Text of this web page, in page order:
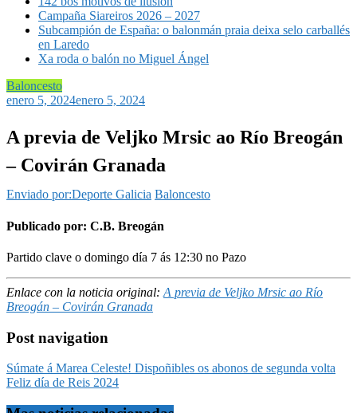
Campaña Siareiros 2026 – 2027
Subcampión de España: o balonmán praia deixa selo carballés
en Laredo
Xa roda o balón no Miguel Ángel
Baloncesto
enero 5, 2024enero 5, 2024
A previa de Veljko Mrsic ao Río Breogán
– Covirán Granada
Enviado por:Deporte Galicia Baloncesto
Publicado por: C.B. Breogán
Partido clave o domingo día 7 ás 12:30 no Pazo
Enlace con la noticia original: A previa de Veljko Mrsic ao Río
Breogán – Covirán Granada
Post navigation
Súmate á Marea Celeste! Dispoñibles os abonos de segunda volta
Feliz día de Reis 2024